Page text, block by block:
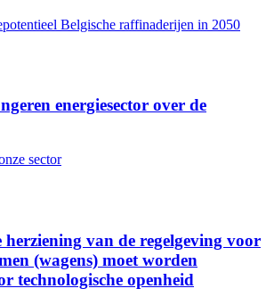
Belgische raffinaderijen in 2050
energiesector over de
sector
van de regelgeving voor
(wagens) moet worden
technologische openheid